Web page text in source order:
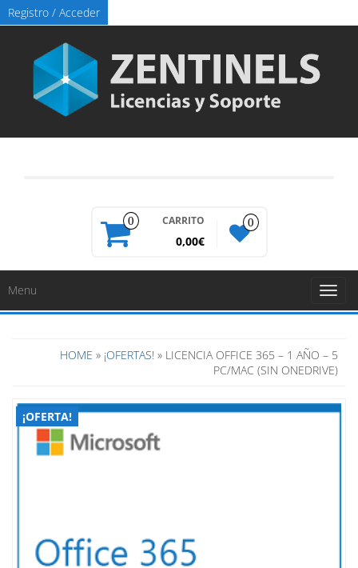
Registro / Acceder
0 CARRITO
0,00€
0
Menu
HOME » ¡OFERTAS! » LICENCIA OFFICE 365 – 1 AÑO – 5
PC/MAC (SIN ONEDRIVE)
¡OFERTA!